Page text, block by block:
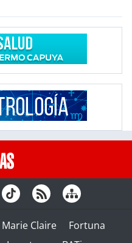
Marie Claire
Fortuna